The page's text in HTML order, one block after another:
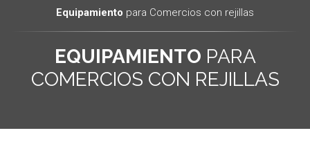
Equipamiento para Comercios con rejillas
EQUIPAMIENTO PARA
COMERCIOS CON REJILLAS